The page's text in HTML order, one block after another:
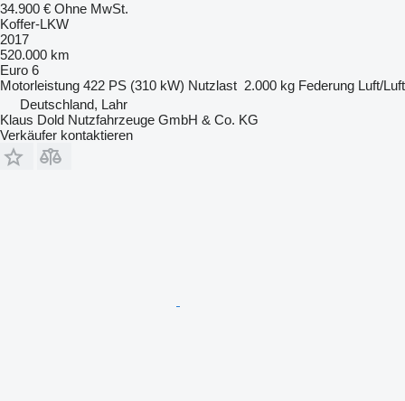
34.900 € Ohne MwSt.
Koffer-LKW
2017
520.000 km
Euro 6
Motorleistung 422 PS (310 kW) Nutzlast 2.000 kg Federung Luft/Luft
Deutschland, Lahr
Klaus Dold Nutzfahrzeuge GmbH & Co. KG
Verkäufer kontaktieren